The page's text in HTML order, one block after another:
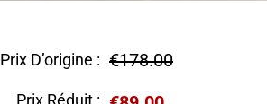
Prix D’origine : €178.00
Prix Réduit :